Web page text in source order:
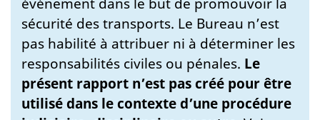
sécurité des transports. Le Bureau n’est
pas habilité à attribuer ni à déterminer les
responsabilités civiles ou pénales. Le
présent rapport n’est pas créé pour être
utilisé dans le contexte d’une procédure